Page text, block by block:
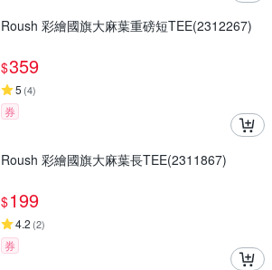
Roush 彩繪國旗大麻葉重磅短TEE(2312267)
$359
5 (4)
券
Roush 彩繪國旗大麻葉長TEE(2311867)
$199
4.2 (2)
券